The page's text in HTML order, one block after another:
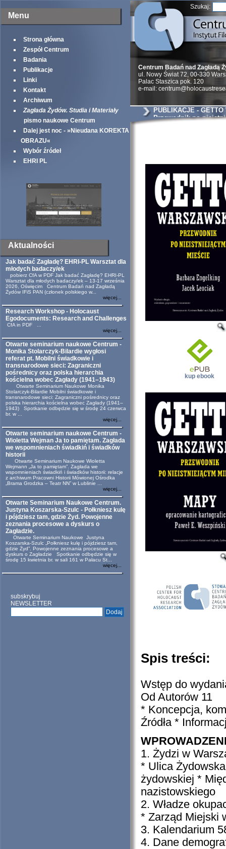
Menu
Strona główna
Zespół Centrum
Badania
Publikacje
Linki
Kontakt
Archiwum
Zagłada Żydów. Studia i Materiały
pismo naukowe Centrum
Dalej jest noc - »Nieudana KOREKTA
OBRAZU«
Wybór źródeł
EHRI PL
Aktualności
Jak badać Zagładę? EHRI-PL Warsztat dla
młodych badaczy/ek
pobierz CfA w PDF Jak badać Zagładę? EHRI-PL
Warsztat dla młodych badaczy/ek – 13-17 września
2026, Oświęcim Centrum Badań nad Zagładą
Żydów IFiS PAN (członek polskiego w...
więcej...
Research Workshop - Holocaust
Egodocuments: Research and Challenges
CfA in PDF ...
więcej...
Otwarte seminarium naukowe Centrum -
Monika Stolarczyk-Bilardie wygłosi
referat pt. Mobilni świadkowie i
transnarodowe sieci: Zagraniczni
pośrednicy oraz polska hierarchia
kościelna wobec Zagłady (1941–1943)
Otwarte Seminarium Naukowe Monika
Stolarczyk-Bilardie Mobilni świadkowie i
transnarodowe sieci: Zagraniczni pośrednicy oraz
polska hierarchia kościelna wobec Zagłady (1941–
1943) Spotkanie odbędzie się w środę 24 czerwca
br. w ...
więcej...
Otwarte seminarium naukowe Centrum -
Wioletta Wejman Ja to pamiętam. Zagłada
we wspomnieniach świadkiń i świadków
historii
Otwarte Seminarium Naukowe Wioletta
Wejmann „Ja to pamiętam”. Zagłada we
wspomnieniach świadkiń i świadków historii: relacje
z archiwum Pracowni Historii Mówionej Ośrodka
„Brama Grodzka – Teatr NN” w Lublinie ...
więcej...
Otwarte Seminarium Naukowe Centrum.
Justyna Koszarska-Szulc - Połkniesz kulę
i pójdziesz tam, gdzie Żyd. Powojenne
zeznania procesowe a dyskurs o
Zagładzie.
Otwarte Seminarium Naukowe Justyna
Koszarska-Szulc „Połkniesz kulę i pójdziesz tam,
gdzie Żyd”. Powojenne zeznania procesowe a
dyskurs o Zagładzie Spotkanie odbędzie się w
środę 15 kwietnia br. w sali 161 w Pałacu St...
więcej...
subskrybuj
NEWSLETTER
Szukaj:
Centrum Badań nad Zagładą
ul. Nowy Świat 72, 00-330
Palac Staszica pok. 120
e-mail:
PUBLIKACJE - GETTO
Przewodnik po
kup ebook
Spis treści:
Wstęp do
Od Autorów 11
* Koncepcja,
Źródła *
1. Żydzi w
* Ulica
żydowskiej *
nazistowskiego
2. Władze
* Zarząd Miejski
3. Kalendarium
4. Dane